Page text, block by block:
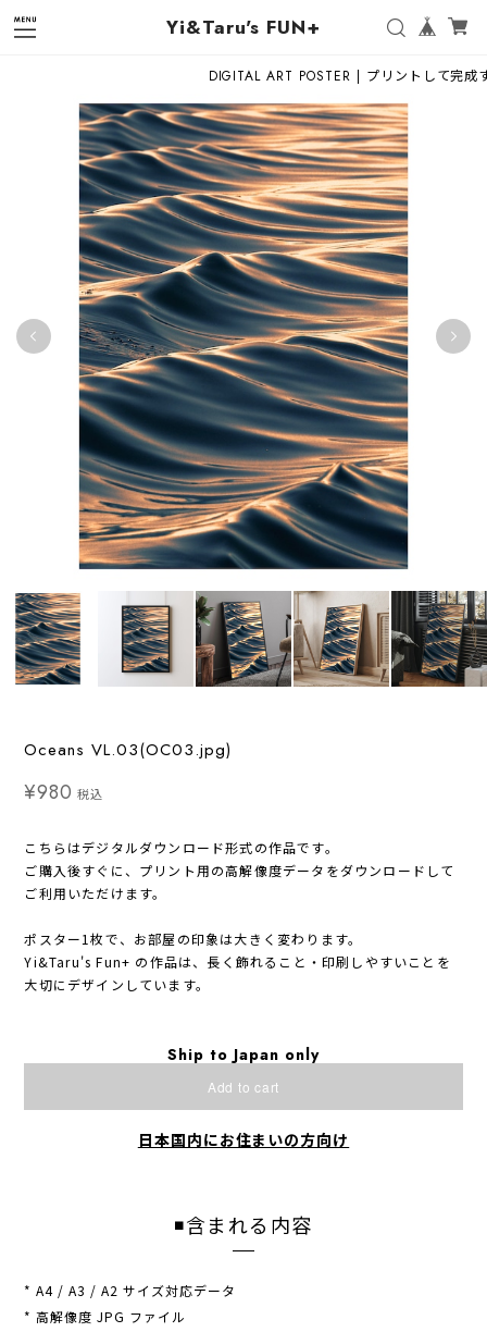
Yi&Taru's FUN+
DIGITAL ART POSTER | プリントして完成す
Oceans VL.03(OC03.jpg)
¥980 税込
こちらはデジタルダウンロード形式の作品です。
ご購入後すぐに、プリント用の高解像度データをダウンロードして
ご利用いただけます。
ポスター1枚で、お部屋の印象は大きく変わります。
Yi&Taru's Fun+ の作品は、長く飾れること・印刷しやすいことを
大切にデザインしています。
Ship to Japan only
Add to cart
日本国内にお住まいの方向け
◾️含まれる内容
* A4 / A3 / A2 サイズ対応データ
* 高解像度 JPG ファイル